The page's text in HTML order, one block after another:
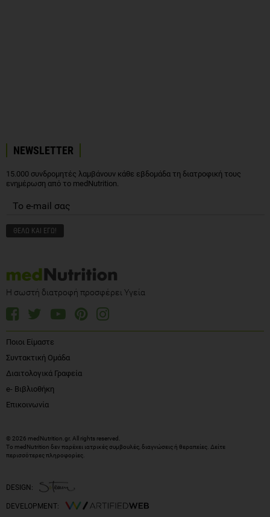
NEWSLETTER
15.000 συνδρομητές λαμβάνουν κάθε εβδομάδα τη διατροφική τους
ενημέρωση από το medNutrition.
Η σωστή διατροφή προσφέρει Υγεία
Ποιοι Είμαστε
Συντακτική Ομάδα
Διαιτολογικά Γραφεία
e- Βιβλιοθήκη
Επικοινωνία
© 2026 medNutrition.gr. All rights reserved.
Το medNutrition δεν παρέχει ιατρικές συμβουλές, διαγνώσεις ή θεραπείες. Δείτε
περισσότερες πληροφορίες
DESIGN:
DEVELOPMENT: